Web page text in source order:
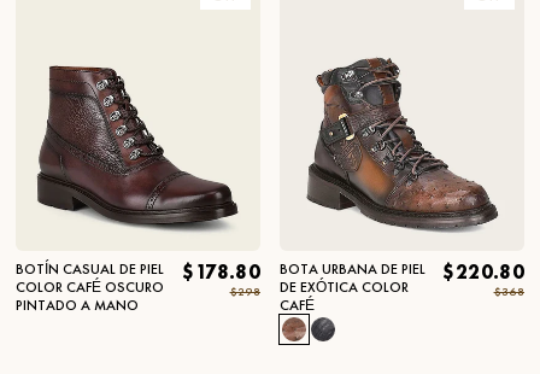
BOTÍN CASUAL DE PIEL
COLOR CAFÉ OSCURO
PINTADO A MANO
$178.80
$298
BOTA URBANA DE PIEL
DE EXÓTICA COLOR
CAFÉ
$220.80
$368